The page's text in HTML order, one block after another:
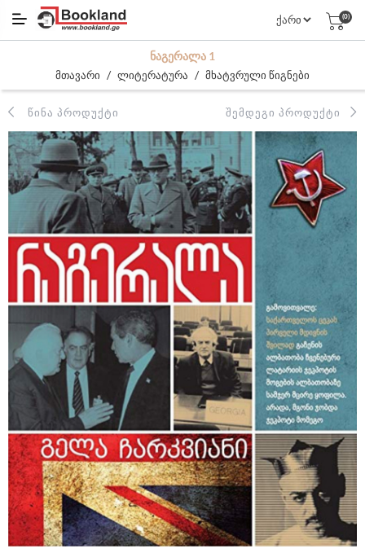
(0)
ᲜᲐᲒᲔᲠᲐᲚᲐ 1
მთავარი / ლიტერატურა / მხატვრული წიგნები
ᲬᲘᲜᲐ ᲞᲠᲝᲓᲣᲥᲢᲘ ᲨᲔᲛᲓᲔᲒᲘ ᲞᲠᲝᲓᲣᲥᲢᲘ